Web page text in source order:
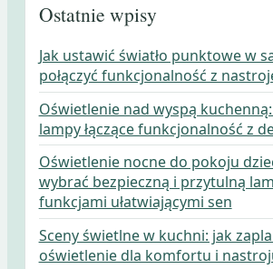
Ostatnie wpisy
Jak ustawić światło punktowe w
połączyć funkcjonalność z
Oświetlenie nad wyspą
lampy łączące funkcjonalność z
Oświetlenie nocne do pokoju
wybrać bezpieczną i przytulną
funkcjami ułatwiającymi sen
Sceny świetlne w kuchni: jak
oświetlenie dla komfortu i